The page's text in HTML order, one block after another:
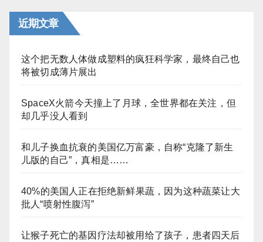
近期文章
这个把无数人体做成塑料的疯狂科学家，最终自己也
将被切成薄片展出
SpaceX火箭今天撞上了月球，全世界都在关注，但
却几乎没人看到
和儿子换血抗衰的美国亿万富豪，自称“克隆了新生
儿版的自己”，真相是……
40%的美国人正在拒绝新鲜果蔬，因为这种蔬菜让大
批人“喷射性腹泻”
让猴子死亡的基因疗法却被用给了孩子，患者四天后